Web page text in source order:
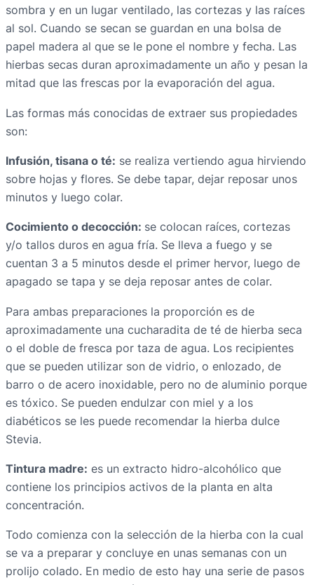
sombra y en un lugar ventilado, las cortezas y las raíces
al sol. Cuando se secan se guardan en una bolsa de
papel madera al que se le pone el nombre y fecha. Las
hierbas secas duran aproximadamente un año y pesan la
mitad que las frescas por la evaporación del agua.
Las formas más conocidas de extraer sus propiedades
son:
Infusión, tisana o té: se realiza vertiendo agua hirviendo
sobre hojas y flores. Se debe tapar, dejar reposar unos
minutos y luego colar.
Cocimiento o decocción: se colocan raíces, cortezas
y/o tallos duros en agua fría. Se lleva a fuego y se
cuentan 3 a 5 minutos desde el primer hervor, luego de
apagado se tapa y se deja reposar antes de colar.
Para ambas preparaciones la proporción es de
aproximadamente una cucharadita de té de hierba seca
o el doble de fresca por taza de agua. Los recipientes
que se pueden utilizar son de vidrio, o enlozado, de
barro o de acero inoxidable, pero no de aluminio porque
es tóxico. Se pueden endulzar con miel y a los
diabéticos se les puede recomendar la hierba dulce
Stevia.
Tintura madre: es un extracto hidro-alcohólico que
contiene los principios activos de la planta en alta
concentración.
Todo comienza con la selección de la hierba con la cual
se va a preparar y concluye en unas semanas con un
prolijo colado. En medio de esto hay una serie de pasos